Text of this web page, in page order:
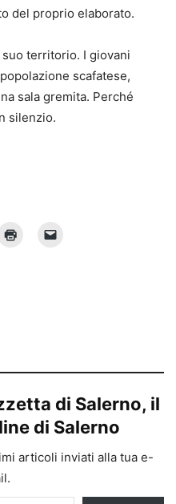
del proprio elaborato.
territorio. I giovani
scafatese,
sala gremita. Perché
silenzio.
di Salerno, il
di Salerno
articoli inviati alla tua e-